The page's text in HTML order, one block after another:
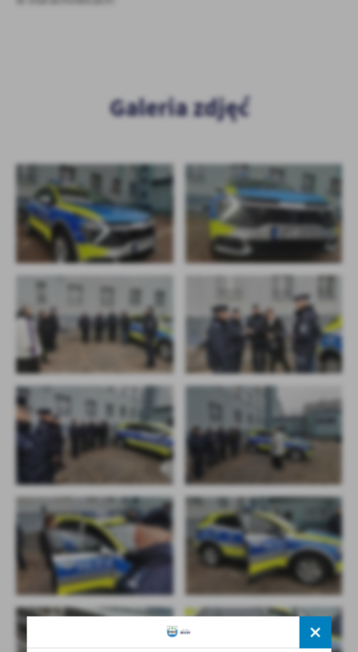
Firmy te działają w charakterze pośredników prezentujących nasze
Galeria zdjęć